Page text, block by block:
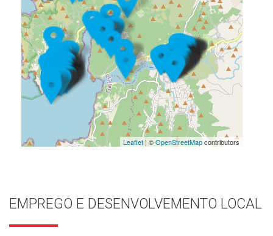
Leaflet| ©OpenStreetMapcontributors
EMPREGO E DESENVOLVEMENTO LOCAL